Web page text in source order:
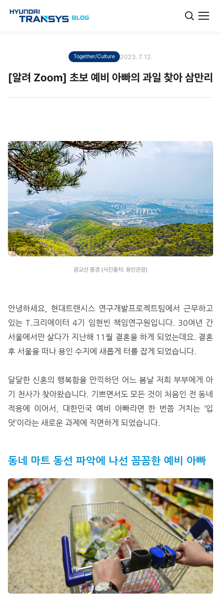
Together/Culture 2023. 7. 12.
[알려 Zoom] 초보 예비 아빠의 과일 찾아 삼만리
광교산 풍경 (사진출처: 용인관광)
안녕하세요, 현대트랜시스 연구개발프로젝트팀에서 근무하고
있는 T.크리에이터 4기 임현빈 책임연구원입니다. 30여년 간
서울에서만 살다가 지난해 11월 결혼을 하게 되었는데요. 결혼
후 서울을 떠나 용인 수지에 새롭게 터를 잡게 되었습니다.
달달한 신혼의 행복함을 만끽하던 어느 봄날 저희 부부에게 아
기 천사가 찾아왔습니다. 기쁘면서도 모든 것이 처음인 전 동네
적응에 이어서, 대한민국 예비 아빠라면 한 번쯤 거치는 ‘입
덧’이라는 새로운 과제에 직면하게 되었습니다.
동네 마트 동선 파악에 나선 꼼꼼한 예비 아빠